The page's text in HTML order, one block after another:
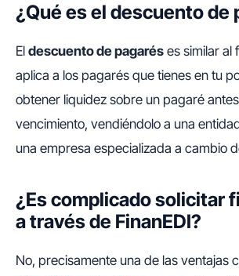
¿Qué es el descuento de
El descuento de pagarés es similar al
aplica a los pagarés que tienes en tu
obtener liquidez sobre un pagaré
vencimiento, vendiéndolo a una
una empresa especializada a cambio
¿Es complicado solicitar
a través de FinanEDI?
No, precisamente una de las ventajas